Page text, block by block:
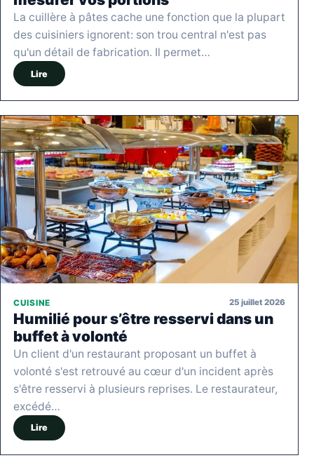
La cuillère à pâtes cache une fonction que la plupart
des cuisiniers ignorent: son trou central n'est pas
qu'un détail de fabrication. Il permet…
Lire
CUISINE 25 juillet 2026
Humilié pour s’être resservi dans un
buffet à volonté
Un client d'un restaurant proposant un buffet à
volonté s'est retrouvé au cœur d'un incident après
s'être resservi à plusieurs reprises. Le restaurateur,
excédé…
Lire